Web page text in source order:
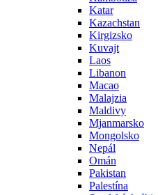
Katar
Kazachstan
Kirgizsko
Kuvajt
Laos
Libanon
Macao
Malajzia
Maldivy
Mjanmarsko
Mongolsko
Nepál
Omán
Pakistan
Palestína